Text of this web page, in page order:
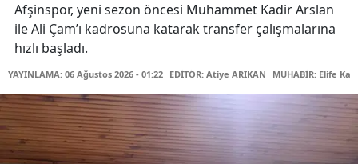
Afşinspor, yeni sezon öncesi Muhammet Kadir Arslan
ile Ali Çam’ı kadrosuna katarak transfer çalışmalarına
hızlı başladı.
YAYINLAMA: 06 Ağustos 2026 - 01:22 EDİTÖR: Atiye ARIKAN MUHABİR: Elife